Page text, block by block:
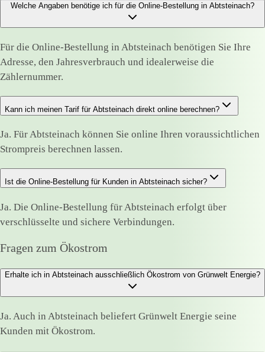
Welche Angaben benötige ich für die Online-Bestellung in Abtsteinach?
Für die Online-Bestellung in Abtsteinach benötigen Sie Ihre
Adresse, den Jahresverbrauch und idealerweise die
Zählernummer.
Kann ich meinen Tarif für Abtsteinach direkt online berechnen?
Ja. Für Abtsteinach können Sie online Ihren voraussichtlichen
Strompreis berechnen lassen.
Ist die Online-Bestellung für Kunden in Abtsteinach sicher?
Ja. Die Online-Bestellung für Abtsteinach erfolgt über
verschlüsselte und sichere Verbindungen.
Fragen zum Ökostrom
Erhalte ich in Abtsteinach ausschließlich Ökostrom von Grünwelt Energie?
Ja. Auch in Abtsteinach beliefert Grünwelt Energie seine
Kunden mit Ökostrom.